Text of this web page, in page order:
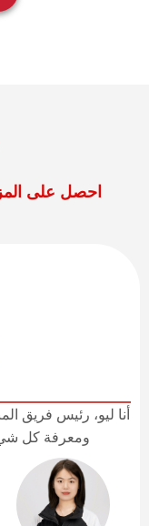
احصل على
أنا ليو، رئيس فريق
ومعرفة كل